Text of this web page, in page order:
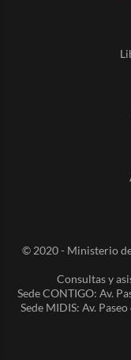
© 2020 - Ministerio
Consultas y
Sede CONTIGO: Av.
Sede MIDIS: Av.